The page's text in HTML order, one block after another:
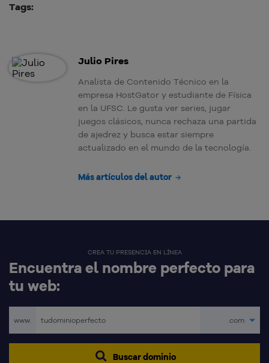
Tags:
Julio Pires
Analista de Contenido Técnico en la
empresa HostGator y estudiante de Física
en la UFSC. Le gusta ver series, jugar
juegos clásicos, nunca rechaza una partida
de ajedrez y busca estar siempre
actualizado en el mundo de la tecnología.
Más artículos del autor
CREA TU PRESENCIA EN LÍNEA
Encuentra el nombre perfecto para
tu web:
www. .com
Buscar dominio